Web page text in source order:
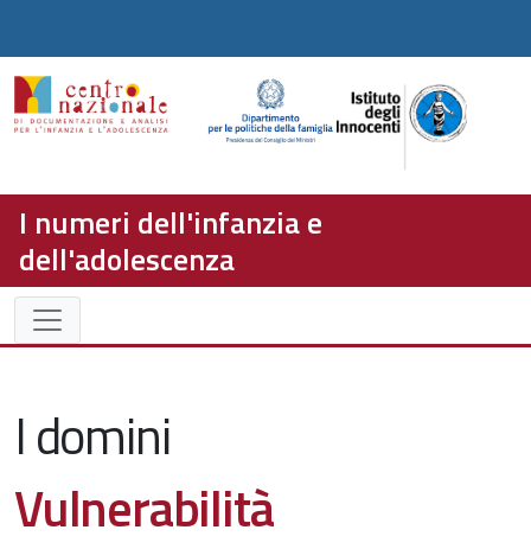
I numeri dell'infanzia e
dell'adolescenza
I domini
Vulnerabilità